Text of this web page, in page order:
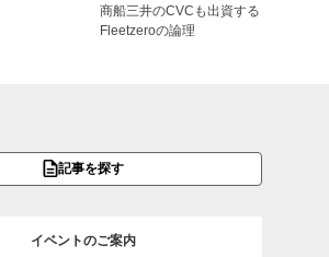
商船三井のCVCも出資する
Fleetzeroの論理
記事を探す
イベントのご案内